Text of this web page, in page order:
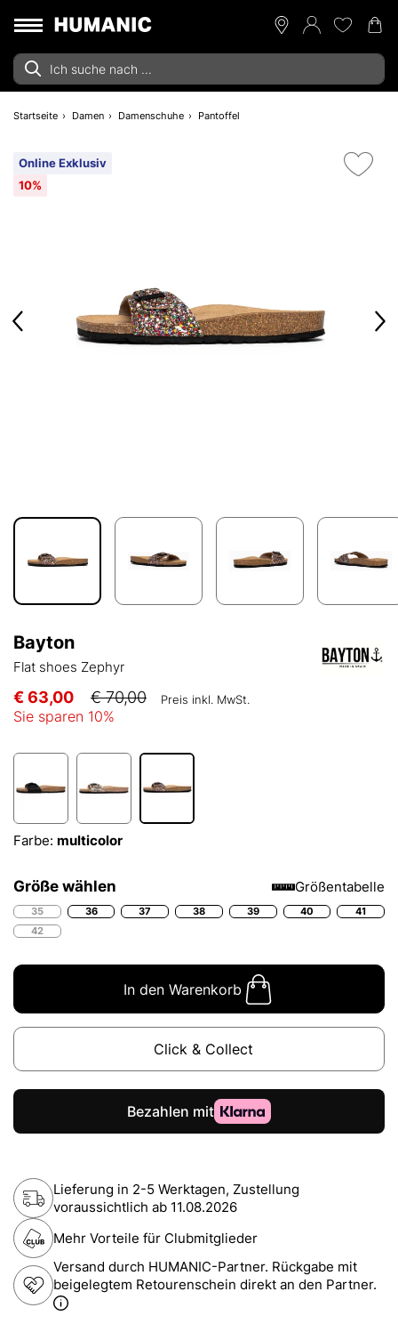
Startseite Damen Damenschuhe Pantoffel
Online Exklusiv
10%
Bayton
Flat shoes Zephyr
€ 63,00 € 70,00 Preis inkl. MwSt.
Sie sparen 10%
Farbe: multicolor
Größe wählen Größentabelle
35 36 37 38 39 40
41
42
In den Warenkorb
Click & Collect
Lieferung in 2-5 Werktagen, Zustellung
voraussichtlich ab 11.08.2026
Mehr Vorteile für Clubmitglieder
Versand durch HUMANIC-Partner. Rückgabe mit
beigelegtem Retourenschein direkt an den Partner.